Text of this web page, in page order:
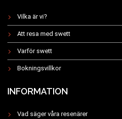
Vilka är vi?
Att resa med swett
Varför swett
Bokningsvillkor
INFORMATION
Vad säger våra resenärer